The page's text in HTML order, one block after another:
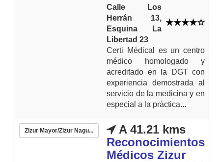
Calle Los
Herrán 13,
Esquina La
Libertad 23
Certi Médical es un centro
médico homologado y
acreditado en la DGT con
experiencia demostrada al
servicio de la medicina y en
especial a la práctica...
Zizur Mayor/Zizur Nagu...
A 41.21 kms
Reconocimientos
Médicos Zizur